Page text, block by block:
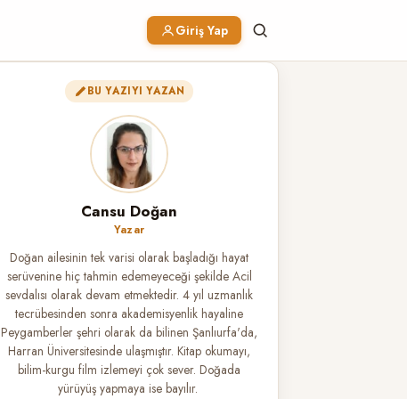
Giriş Yap
BU YAZIYI YAZAN
Cansu Doğan
Yazar
Doğan ailesinin tek varisi olarak başladığı hayat
serüvenine hiç tahmin edemeyeceği şekilde Acil
sevdalısı olarak devam etmektedir. 4 yıl uzmanlık
tecrübesinden sonra akademisyenlik hayaline
Peygamberler şehri olarak da bilinen Şanlıurfa'da,
Harran Üniversitesinde ulaşmıştır. Kitap okumayı,
bilim-kurgu film izlemeyi çok sever. Doğada
yürüyüş yapmaya ise bayılır.